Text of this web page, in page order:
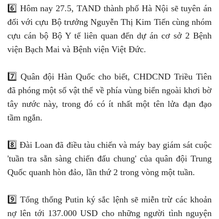
6️⃣ Hôm nay 27.5, TAND thành phố Hà Nội sẽ tuyên án
đối với cựu Bộ trưởng Nguyễn Thị Kim Tiến cùng nhóm
cựu cán bộ Bộ Y tế liên quan đến dự án cơ sở 2 Bệnh
viện Bạch Mai và Bệnh viện Việt Đức.
7️⃣ Quân đội Hàn Quốc cho biết, CHDCND Triều Tiên
đã phóng một số vật thể về phía vùng biển ngoài khơi bờ
tây nước này, trong đó có ít nhất một tên lửa đạn đạo
tầm ngắn.
8️⃣ Đài Loan đã điều tàu chiến và máy bay giám sát cuộc
'tuần tra sẵn sàng chiến đấu chung' của quân đội Trung
Quốc quanh hòn đảo, lần thứ 2 trong vòng một tuần.
9️⃣ Tổng thống Putin ký sắc lệnh sẽ miễn trừ các khoản
nợ lên tới 137.000 USD cho những người tình nguyện